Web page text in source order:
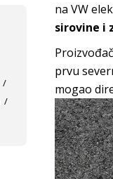
na VW
sirovine i
prvu
mogao